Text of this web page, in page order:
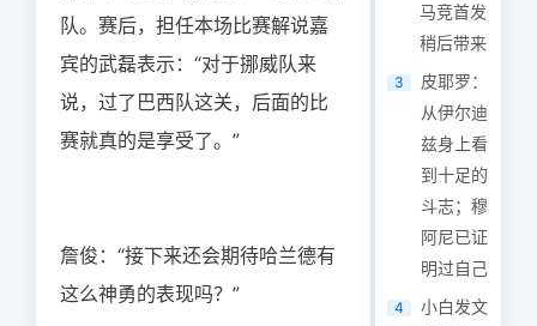
队。赛后，担任本场比赛解说嘉
宾的武磊表示：“对于挪威队来
说，过了巴西队这关，后面的比
赛就真的是享受了。”
詹俊：“接下来还会期待哈兰德有
这么神勇的表现吗？”
马竞首发
稍后带来
3
皮耶罗：
从伊尔迪
兹身上看
到十足的
斗志；穆
阿尼已证
明过自己
4
小白发文